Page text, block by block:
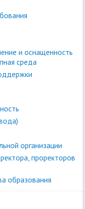
и оснащенность
среда
организации
проректоров
образования